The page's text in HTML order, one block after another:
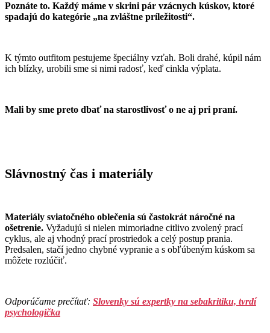
Poznáte to. Každý máme v skrini pár vzácnych kúskov, ktoré
spadajú do kategórie „na zvláštne príležitosti“.
K týmto outfitom pestujeme špeciálny vzťah. Boli drahé, kúpil nám
ich blízky, urobili sme si nimi radosť, keď cinkla výplata.
Mali by sme preto dbať na starostlivosť o ne aj pri praní.
Slávnostný čas i materiály
Materiály sviatočného oblečenia sú častokrát náročné na
ošetrenie. Vyžadujú si nielen mimoriadne citlivo zvolený prací
cyklus, ale aj vhodný prací prostriedok a celý postup prania.
Predsalen, stačí jedno chybné vypranie a s obľúbeným kúskom sa
môžete rozlúčiť.
Odporúčame prečítať: Slovenky sú expertky na sebakritiku, tvrdí
psychologička